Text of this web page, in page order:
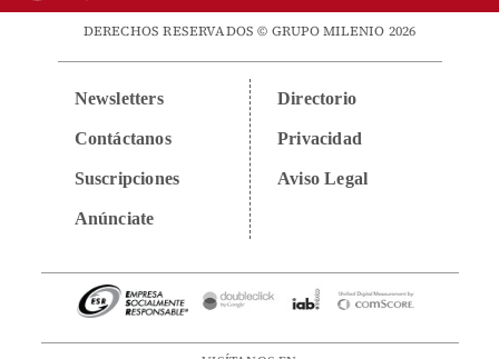
DERECHOS RESERVADOS © GRUPO MILENIO 2026
Newsletters
Contáctanos
Suscripciones
Anúnciate
Directorio
Privacidad
Aviso Legal